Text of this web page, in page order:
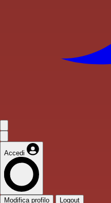
Accedi
Modifica profilo Logout